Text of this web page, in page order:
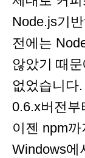
Node.js기
전에는
않았기 때
없었습니다
0.6.x버전부
이젠 npm
Windows에